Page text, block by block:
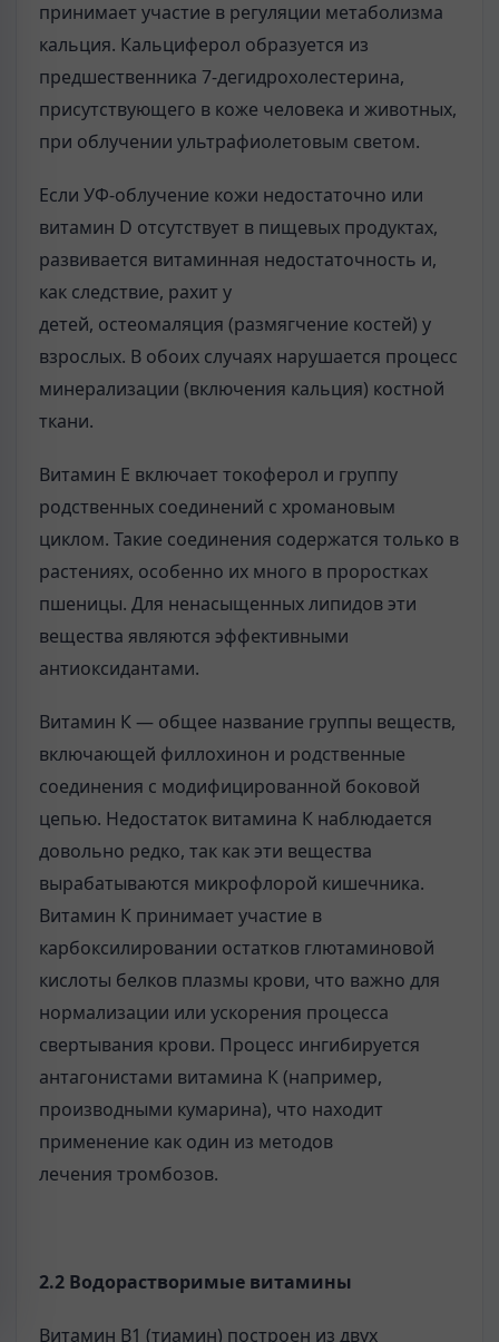
принимает участие в регуляции метаболизма
кальция. Кальциферол образуется из
предшественника 7-дегидрохолестерина,
присутствующего в коже человека и животных,
при облучении ультрафиолетовым светом.
Если УФ-облучение кожи недостаточно или
витамин D отсутствует в пищевых продуктах,
развивается витаминная недостаточность и,
как следствие, рахит у
детей, остеомаляция (размягчение костей) у
взрослых. В обоих случаях нарушается процесс
минерализации (включения кальция) костной
ткани.
Витамин Ε включает токоферол и группу
родственных соединений с хромановым
циклом. Такие соединения содержатся только в
растениях, особенно их много в проростках
пшеницы. Для ненасыщенных липидов эти
вещества являются эффективными
антиоксидантами.
Витамин К — общее название группы веществ,
включающей филлохинон и родственные
соединения с модифицированной боковой
цепью. Недостаток витамина К наблюдается
довольно редко, так как эти вещества
вырабатываются микрофлорой кишечника.
Витамин К принимает участие в
карбоксилировании остатков глютаминовой
кислоты белков плазмы крови, что важно для
нормализации или ускорения процесса
свертывания крови. Процесс ингибируется
антагонистами витамина К (например,
производными кумарина), что находит
применение как один из методов
лечения тромбозов.
2.2 Водорастворимые витамины
Витамин B1 (тиамин) построен из двух